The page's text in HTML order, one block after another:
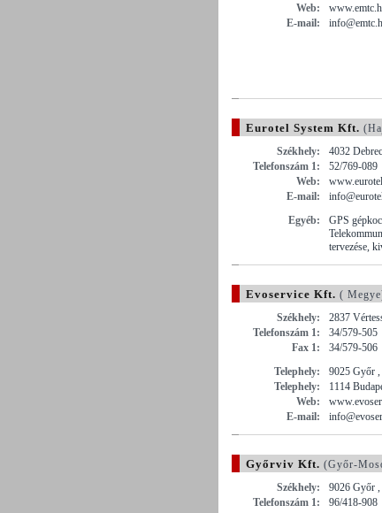
Web:
E-mail:
Eurotel System Kft.
Székhely:
4032
Telefonszám 1:
52/769-089
Web:
E-mail:
Egyéb:
GPS
tervezése,
Evoservice Kft. (
Székhely:
2837
Telefonszám 1:
34/579-505
Fax 1:
34/579-506
Telephely:
9025 Győr ,
Telephely:
1114
Web:
E-mail:
Győrviv Kft. (Győr-
Székhely:
9026 Győr ,
Telefonszám 1:
96/418-908